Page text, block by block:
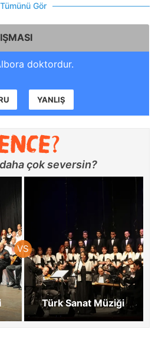
Tümünü Gör
doktordur.
YANLIŞ
çok seversin?
Türk Sanat Müziği